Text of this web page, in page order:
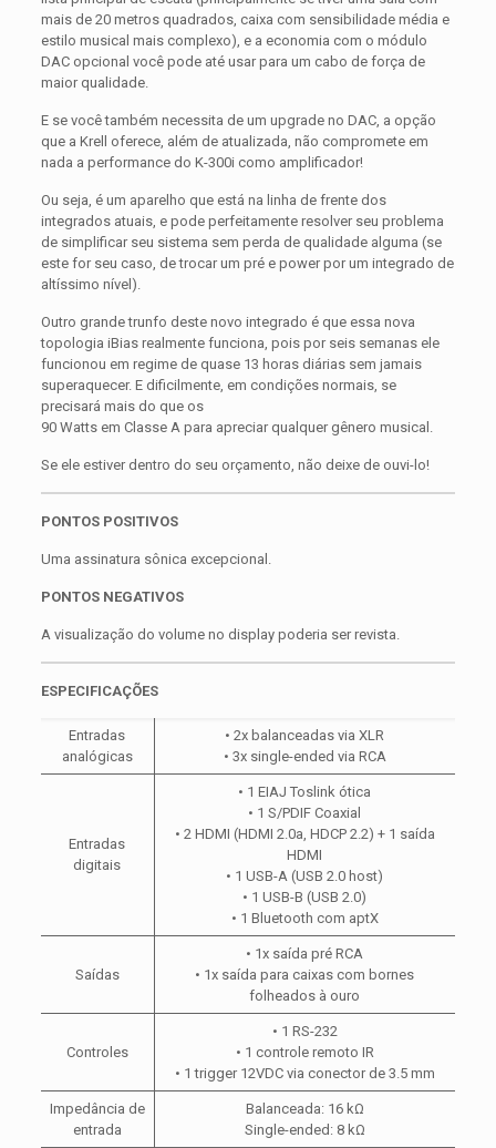
mais de 20 metros quadrados, caixa com sensibilidade média e
estilo musical mais complexo), e a economia com o módulo
DAC opcional você pode até usar para um cabo de força de
maior qualidade.
E se você também necessita de um upgrade no DAC, a opção
que a Krell oferece, além de atualizada, não compromete em
nada a performance do K-300i como amplificador!
Ou seja, é um aparelho que está na linha de frente dos
integrados atuais, e pode perfeitamente resolver seu problema
de simplificar seu sistema sem perda de qualidade alguma (se
este for seu caso, de trocar um pré e power por um integrado de
altíssimo nível).
Outro grande trunfo deste novo integrado é que essa nova
topologia iBias realmente funciona, pois por seis semanas ele
funcionou em regime de quase 13 horas diárias sem jamais
superaquecer. E dificilmente, em condições normais, se
precisará mais do que os
90 Watts em Classe A para apreciar qualquer gênero musical.
Se ele estiver dentro do seu orçamento, não deixe de ouvi-lo!
PONTOS POSITIVOS
Uma assinatura sônica excepcional.
PONTOS NEGATIVOS
A visualização do volume no display poderia ser revista.
ESPECIFICAÇÕES
Entradas
analógicas
• 2x balanceadas via XLR
• 3x single-ended via RCA
Entradas
digitais
• 1 EIAJ Toslink ótica
• 1 S/PDIF Coaxial
• 2 HDMI (HDMI 2.0a, HDCP 2.2) + 1 saída
HDMI
• 1 USB-A (USB 2.0 host)
• 1 USB-B (USB 2.0)
• 1 Bluetooth com aptX
Saídas
• 1x saída pré RCA
• 1x saída para caixas com bornes
folheados à ouro
Controles
• 1 RS-232
• 1 controle remoto IR
• 1 trigger 12VDC via conector de 3.5 mm
Impedância de
entrada
Balanceada: 16 kΩ
Single-ended: 8 kΩ